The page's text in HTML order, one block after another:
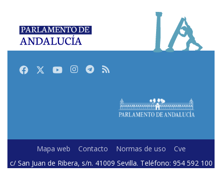
FacebookTwitterYoutubeInstagram
Telegram
RSS
Mapa web Contacto Normas de uso
Cve
c/ San Juan de Ribera, s/n. 41009 Sevilla. Teléfono: 954 592 100